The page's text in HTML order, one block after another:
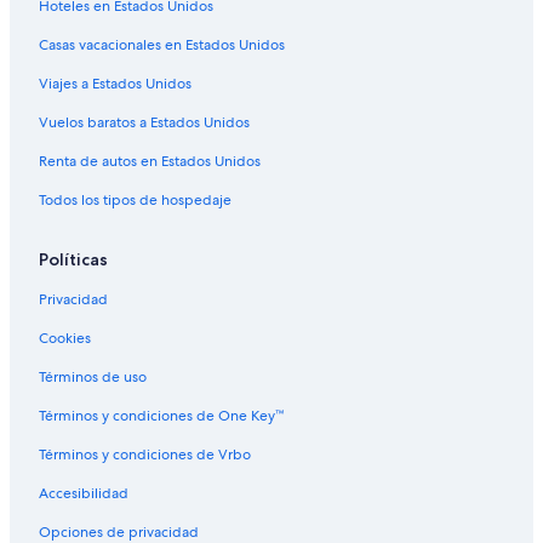
Hoteles en Estados Unidos
Casas vacacionales en Estados Unidos
Viajes a Estados Unidos
Vuelos baratos a Estados Unidos
Renta de autos en Estados Unidos
Todos los tipos de hospedaje
Políticas
Privacidad
Cookies
Términos de uso
Términos y condiciones de One Key™
Términos y condiciones de Vrbo
Accesibilidad
Opciones de privacidad